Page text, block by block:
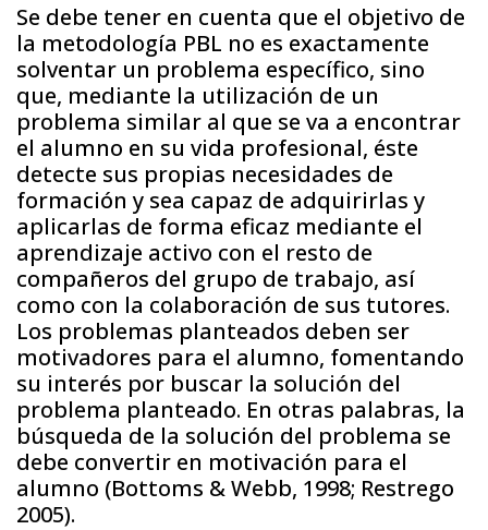
Se debe tener en cuenta que el objetivo de
la metodología PBL no es exactamente
solventar un problema específico, sino
que, mediante la utilización de un
problema similar al que se va a encontrar
el alumno en su vida profesional, éste
detecte sus propias necesidades de
formación y sea capaz de adquirirlas y
aplicarlas de forma eficaz mediante el
aprendizaje activo con el resto de
compañeros del grupo de trabajo, así
como con la colaboración de sus tutores.
Los problemas planteados deben ser
motivadores para el alumno, fomentando
su interés por buscar la solución del
problema planteado. En otras palabras, la
búsqueda de la solución del problema se
debe convertir en motivación para el
alumno (Bottoms & Webb, 1998; Restrego
2005).